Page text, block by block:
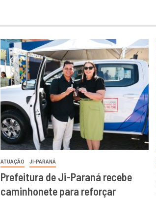
ATUAÇÃO JI-PARANÁ
Prefeitura de Ji-Paraná recebe
caminhonete para reforçar